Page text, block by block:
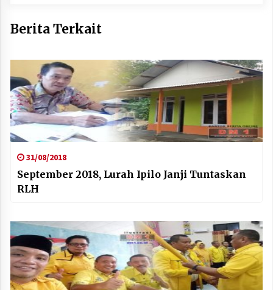
Berita Terkait
31/08/2018
September 2018, Lurah Ipilo Janji Tuntaskan
RLH